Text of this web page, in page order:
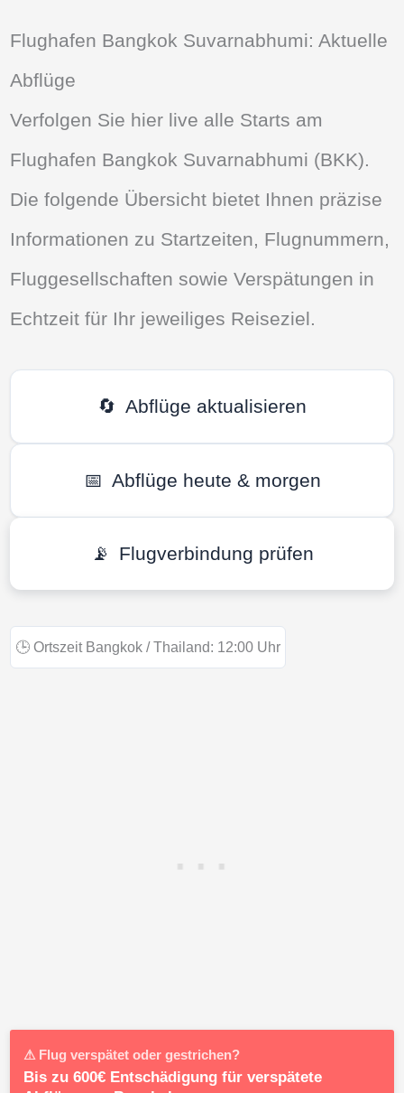
Flughafen Bangkok Suvarnabhumi: Aktuelle
Abflüge
Verfolgen Sie hier live alle Starts am
Flughafen Bangkok Suvarnabhumi (BKK).
Die folgende Übersicht bietet Ihnen präzise
Informationen zu Startzeiten, Flugnummern,
Fluggesellschaften sowie Verspätungen in
Echtzeit für Ihr jeweiliges Reiseziel.
🔄 Abflüge aktualisieren
📅 Abflüge heute & morgen
📡 Flugverbindung prüfen
🕒 Ortszeit Bangkok / Thailand: 12:00 Uhr
⚠ Flug verspätet oder gestrichen?
Bis zu 600€ Entschädigung für verspätete